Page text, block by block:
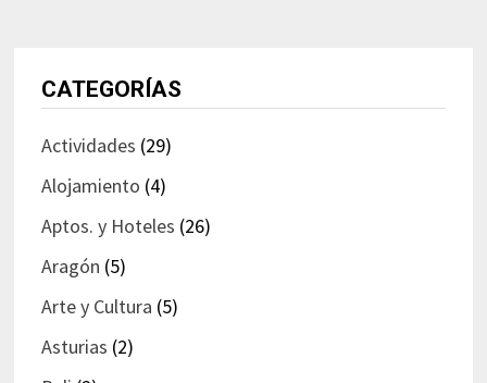
CATEGORÍAS
Actividades (29)
Alojamiento (4)
Aptos. y Hoteles (26)
Aragón (5)
Arte y Cultura (5)
Asturias (2)